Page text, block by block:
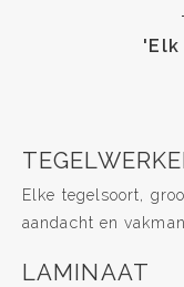
'Elk
Elke tegelsoort,
aandacht en
LAMINAAT